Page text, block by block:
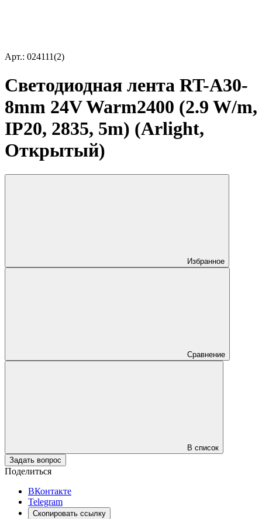
Арт.: 024111(2)
Светодиодная лента RT-A30-
8mm 24V Warm2400 (2.9 W/m,
IP20, 2835, 5m) (Arlight,
Открытый)
Избранное
Сравнение
В список
Задать вопрос
Поделиться
ВКонтакте
Telegram
Скопировать ссылку